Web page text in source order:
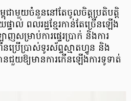
ជាមួយចំនួននៅតែចូលចិត្តប្រតិបត្តិ
ទាល់ ពលរដ្ឋខ្មែរកាន់តែច្រើនឡើង
ញសម្រាប់ការផ្ទេរប្រាក់ និងការ
រើប្រាស់ទូរស័ព្ទស្មាតហ្វូន និង
ឱ្យមានការកើនឡើងការទូទាត់